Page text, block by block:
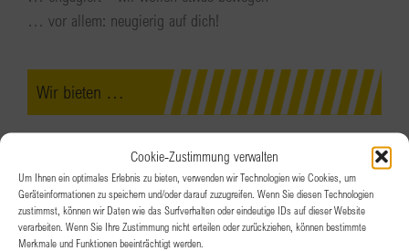
Cookie-Zustimmung verwalten
Um Ihnen ein optimales Erlebnis zu bieten, verwenden wir Technologien wie Cookies, um
Geräteinformationen zu speichern und/oder darauf zuzugreifen. Wenn Sie diesen Technologien
zustimmst, können wir Daten wie das Surfverhalten oder eindeutige IDs auf dieser Website
verarbeiten. Wenn Sie Ihre Zustimmung nicht erteilen oder zurückziehen, können bestimmte
Merkmale und Funktionen beeinträchtigt werden.
… vor allem: neugierig auf dich!
Wir bieten …
… Aktivitäten und Veranstaltungen zu aktuellen Themen von
Heute und Morgen
… regelmäßige Treffen zum Austauschen und Netzwerken
… regelmäßige Skypes / Zooms zu von den Young BPW